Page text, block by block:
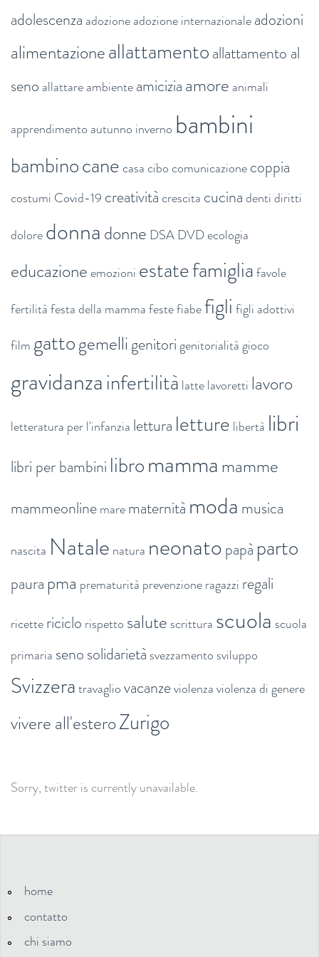
adolescenza adozioneadozione internazionaleadozioni
alimentazioneallattamentoallattamento al
seno allattareambienteamiciziaamore animali
apprendimento autunno inverno bambini
bambinocanecasacibocomunicazionecoppia
costumi Covid-19 creativitàcrescita cucinadentidiritti
doloredonnadonne DSA DVDecologia
educazioneemozioni estatefamigliafavole
fertilitàfesta della mammafestefiabefigli figli adottivi
film gattogemelligenitorigenitorialitàgioco
gravidanzainfertilità lattelavoretti lavoro
letteratura per l'infanzia lettura letture libertà libri
libri per bambini libromamma mamme
mammeonlinemarematernità moda musica
nascita Natale natura neonatopapà parto
paura pma prematurità prevenzioneragazzi regali
ricettericiclo rispetto salute scrittura scuola scuola
primaria senosolidarietà svezzamento sviluppo
Svizzeratravagliovacanzeviolenzaviolenza di genere
vivere all'esteroZurigo
Sorry, twitter is currently unavailable.
home
contatto
chi siamo